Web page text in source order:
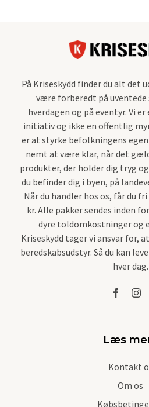
På Kriseskydd finder du alt det
være forberedt på uventede
hverdagen og på eventyr. Vi
initiativ og ikke en offentlig
er at styrke befolkningens
nemt at være klar, når det
produkter, der holder dig tryg
du befinder dig i byen, på
Når du handler hos os, får du
kr. Alle pakker sendes inden
dyre toldomkostninger og
Kriseskydd tager vi ansvar for,
beredskabsudstyr. Så du kan
hver dag.
Læs
Kontakt
Om os